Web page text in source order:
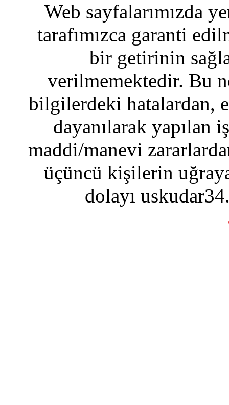
Web sayfalarımızda
tarafımızca garanti
bir getirinin
verilmemektedir. Bu
bilgilerdeki hatalardan,
dayanılarak yapılan
maddi/manevi
üçüncü kişilerin
dolayı